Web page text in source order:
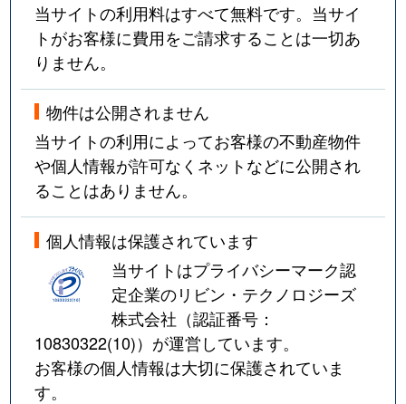
当サイトの利用料はすべて無料です。当サイ
トがお客様に費用をご請求することは一切あ
りません。
物件は公開されません
当サイトの利用によってお客様の不動産物件
や個人情報が許可なくネットなどに公開され
ることはありません。
個人情報は保護されています
当サイトはプライバシーマーク認
定企業のリビン・テクノロジーズ
株式会社（認証番号：
10830322(10)）が運営しています。
お客様の個人情報は大切に保護されていま
す。